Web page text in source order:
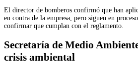
El director de bomberos confirmó que han
en contra de la empresa, pero siguen en
confirmar que cumplan con el reglamento.
Secretaría de Medio
crisis ambiental